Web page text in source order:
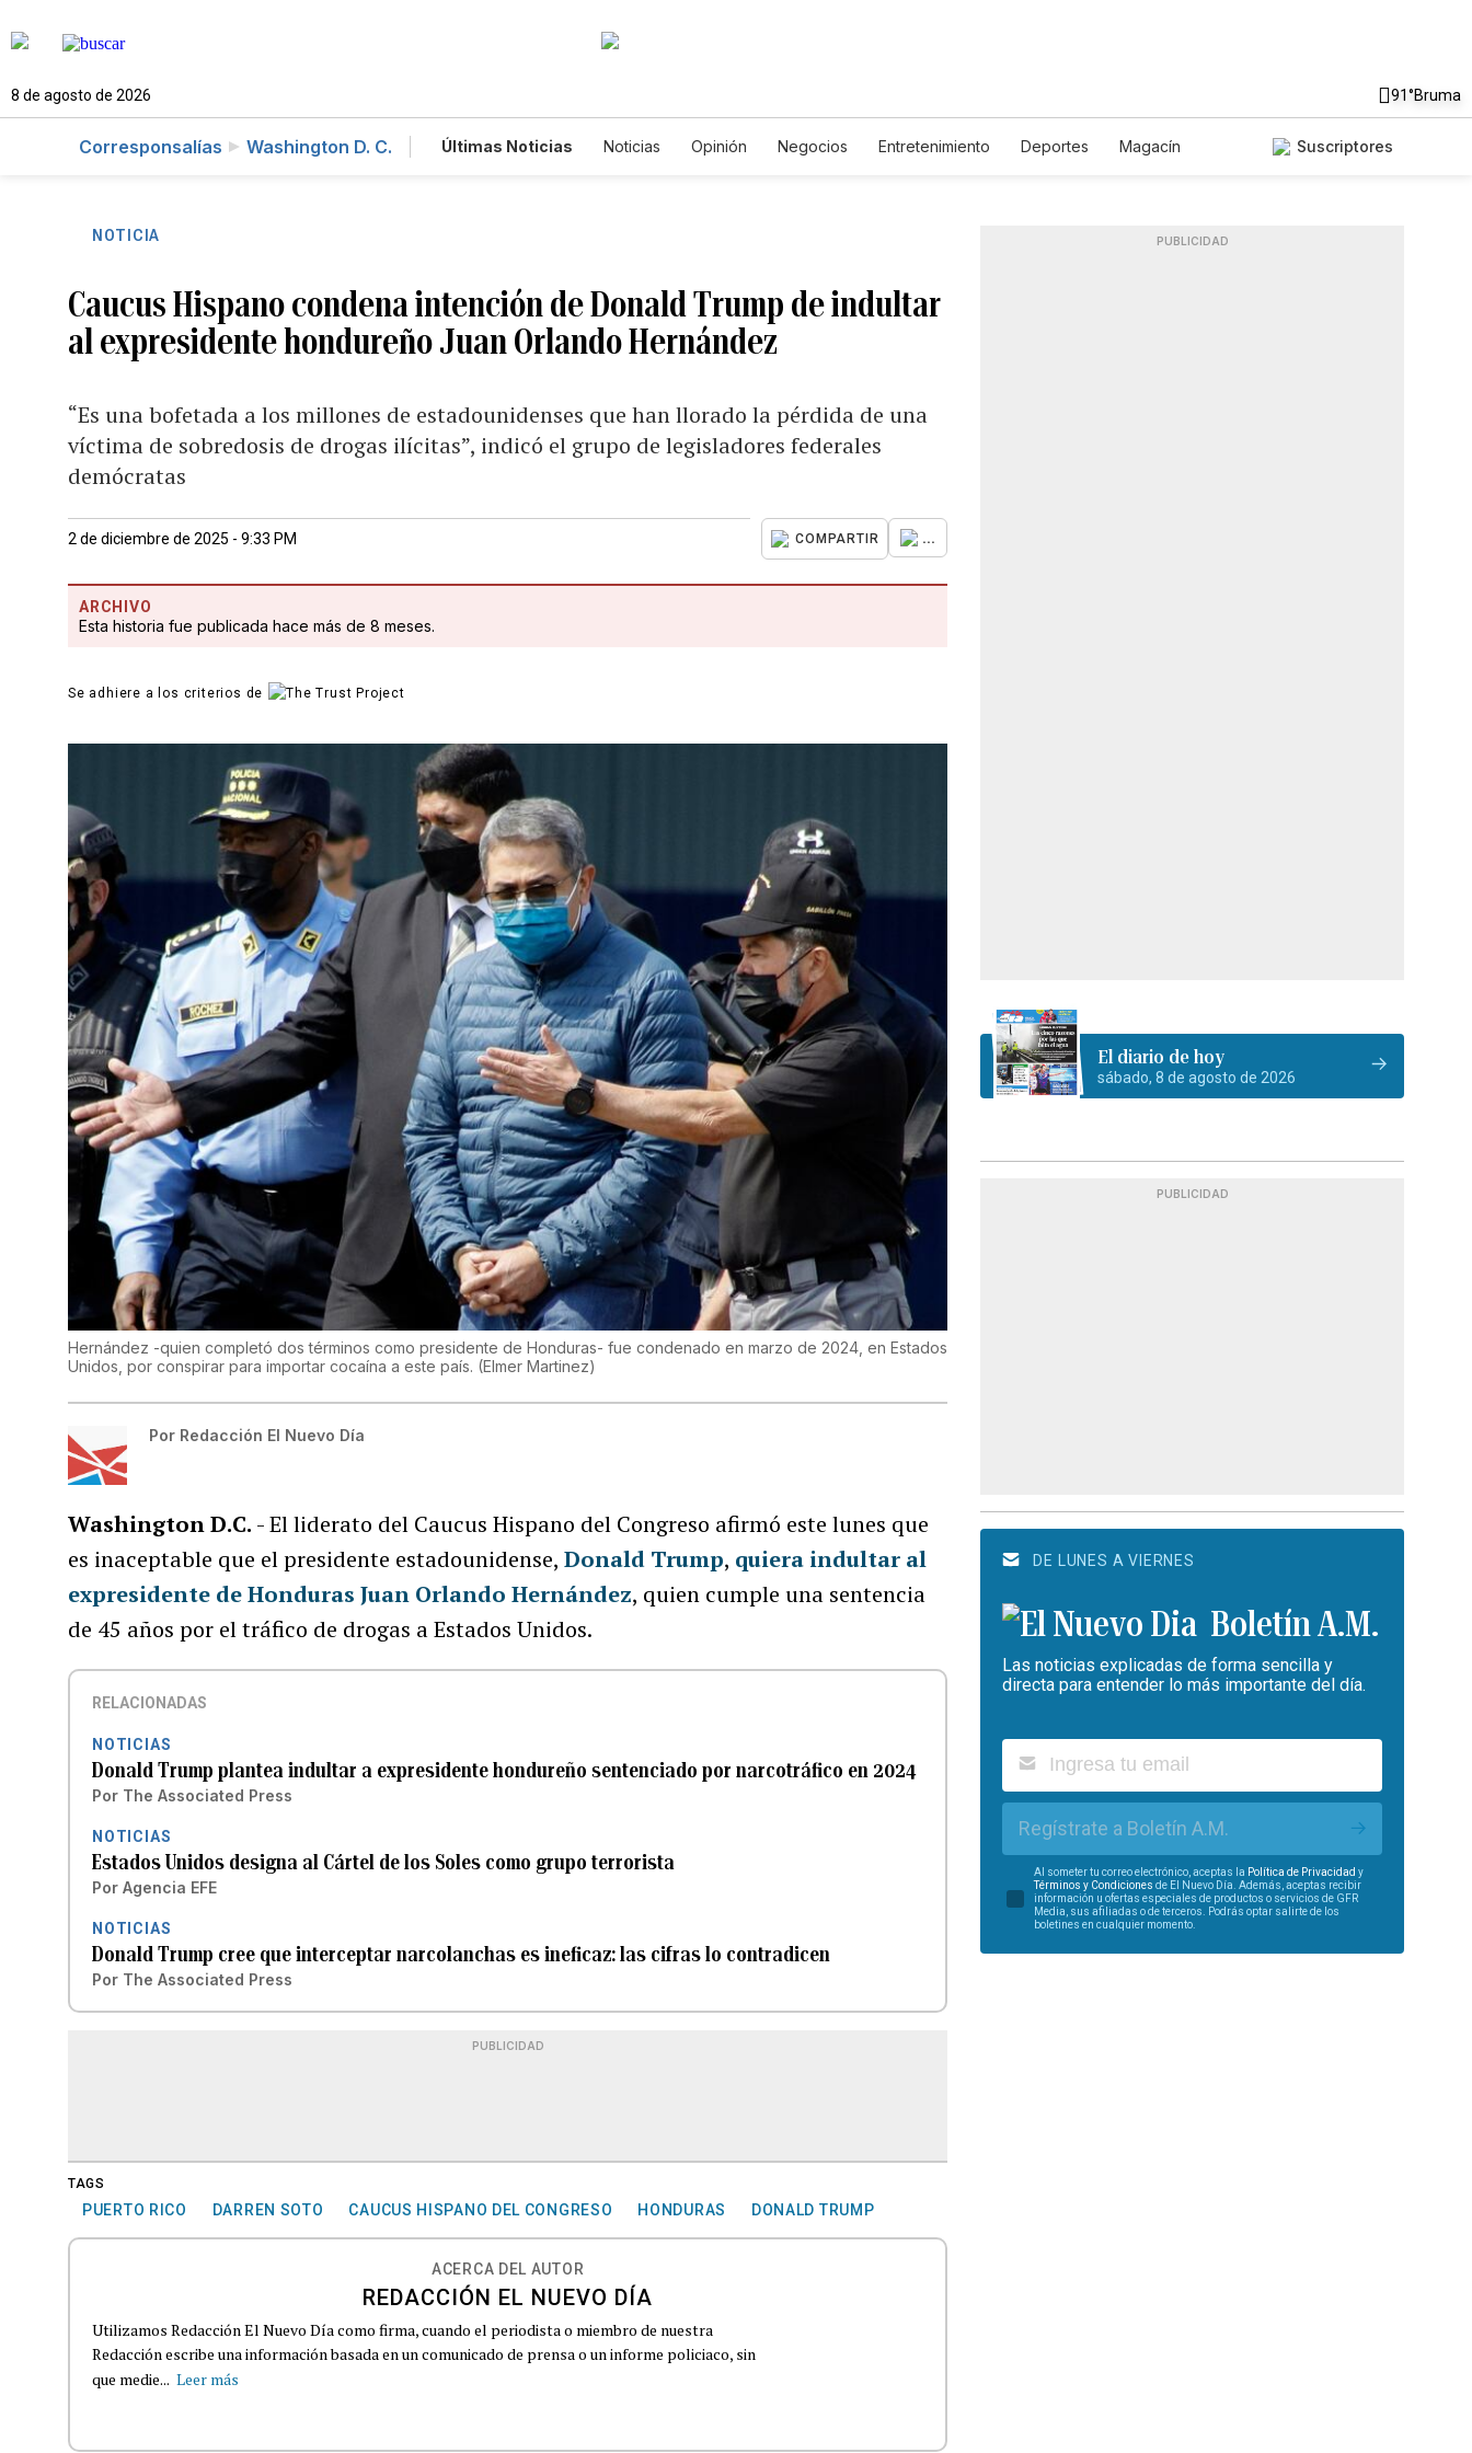
8 de agosto de 2026 91°Bruma
Corresponsalías Washington D. C. Últimas Noticias Noticias Opinión Negocios Entretenimiento Deportes
Magacín
Suscriptores
NOTICIA
Caucus Hispano condena intención de Donald Trump de indultar
al expresidente hondureño Juan Orlando Hernández
“Es una bofetada a los millones de estadounidenses que han llorado la pérdida de una
víctima de sobredosis de drogas ilícitas”, indicó el grupo de legisladores federales
demócratas
2 de diciembre de 2025 - 9:33 PM COMPARTIR ...
ARCHIVO
Esta historia fue publicada hace más de 8 meses.
Se adhiere a los criterios de
Hernández -quien completó dos términos como presidente de Honduras- fue condenado en marzo de 2024, en Estados
Unidos, por conspirar para importar cocaína a este país. (Elmer Martinez)
Por Redacción El Nuevo Día
Washington D.C. - El liderato del Caucus Hispano del Congreso afirmó este lunes que
es inaceptable que el presidente estadounidense,Donald Trump, quiera indultar al
expresidente de HondurasJuan Orlando Hernández, quien cumple una sentencia
de 45 años por el tráfico de drogas a Estados Unidos.
RELACIONADAS
NOTICIAS
Donald Trump plantea indultar a expresidente hondureño sentenciado por narcotráfico en 2024
Por The Associated Press
NOTICIAS
Estados Unidos designa al Cártel de los Soles como grupo terrorista
Por Agencia EFE
NOTICIAS
Donald Trump cree que interceptar narcolanchas es ineficaz: las cifras lo contradicen
Por The Associated Press
PUBLICIDAD
TAGS
PUERTO RICO DARREN SOTO CAUCUS HISPANO DEL CONGRESO HONDURAS DONALD TRUMP
ACERCA DEL AUTOR
REDACCIÓN EL NUEVO DÍA
Utilizamos Redacción El Nuevo Día como firma, cuando el periodista o miembro de nuestra
Redacción escribe una información basada en un comunicado de prensa o un informe policiaco, sin
que medie... Leer más
PUBLICIDAD
El diario de hoy
sábado, 8 de agosto de 2026
PUBLICIDAD
DE LUNES A VIERNES
Boletín A.M.
Las noticias explicadas de forma sencilla y
directa para entender lo más importante del día.
Regístrate a Boletín A.M.
Al someter tu correo electrónico, aceptas la Política de Privacidad y
Términos y Condiciones de El Nuevo Día. Además, aceptas recibir
información u ofertas especiales de productos o servicios de GFR
Media, sus afiliadas o de terceros. Podrás optar salirte de los
boletines en cualquier momento.